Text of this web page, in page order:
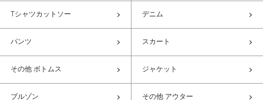
Tシャツカットソー デニム
パンツ スカート
その他 ボトムス ジャケット
ブルゾン その他 アウター